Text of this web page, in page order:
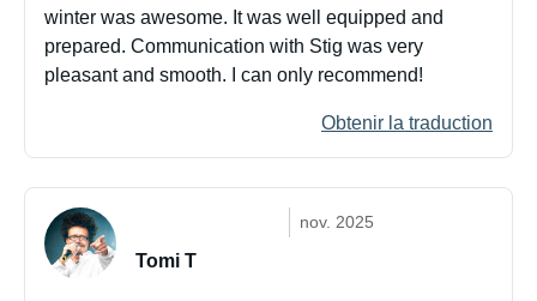
winter was awesome. It was well equipped and
prepared. Communication with Stig was very
pleasant and smooth. I can only recommend!
Obtenir la traduction
nov. 2025
Tomi T